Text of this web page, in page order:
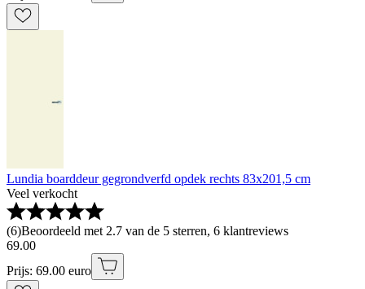
Lundia boarddeur gegrondverfd opdek rechts 83x201,5 cm
Veel verkocht
(6)Beoordeeld met 2.7 van de 5 sterren, 6 klantreviews
69.00
Prijs: 69.00 euro